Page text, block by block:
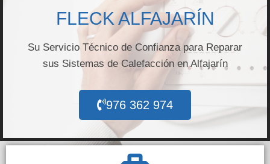
FLECK ALFAJARÍN
Su Servicio Técnico de Confianza para Reparar
sus Sistemas de Calefacción en Alfajarín
976 362 974